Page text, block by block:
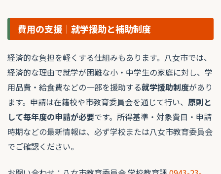
費用の支援｜就学援助と補助制度
経済的な負担を軽くする仕組みもあります。八女市では、
経済的な理由で就学が困難な小・中学生の家庭に対し、学
用品費・給食費などの一部を援助する就学援助制度があり
ます。申請は在籍校や市教育委員会を通じて行い、 原則と
して毎年度の申請が必要です。所得基準・対象費目・申請
時期などの最新情報は、必ず学校または八女市教育委員会
でご確認ください。